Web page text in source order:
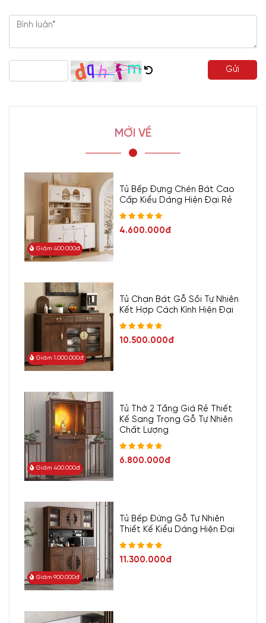
Gửi
MỚI VỀ
Giảm 400.000đ
Tủ Bếp Đựng Chén Bát Cao
Cấp Kiểu Dáng Hiện Đại Rẻ
4.600.000đ
Giảm 1.000.000đ
Tủ Chạn Bát Gỗ Sồi Tự Nhiên
Kết Hợp Cách Kính Hiện Đại
10.500.000đ
Giảm 400.000đ
Tủ Thờ 2 Tầng Giá Rẻ Thiết
Kế Sang Trọng Gỗ Tự Nhiên
Chất Lượng
6.800.000đ
Giảm 900.000đ
Tủ Bếp Đứng Gỗ Tự Nhiên
Thiết Kế Kiểu Dáng Hiện Đại
11.300.000đ